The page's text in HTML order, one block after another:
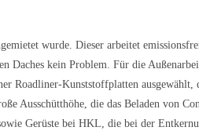
wurde. Dieser arbeitet
Daches kein Problem. Für die
Roadliner-Kunststoffplatten ausgewählt,
Ausschütthöhe, die das Beladen von
Gerüste bei HKL, die bei der